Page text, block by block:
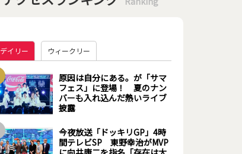
デイリー ウィークリー
原因は自分にある。が「サマ
フェス」に登場！ 夏のナン
バーも入れ込んだ熱いライブ
披露
今夜放送「ドッキリGP」4時
間テレビSP 東野幸治がMVP